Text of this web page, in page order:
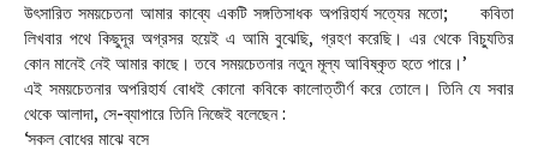
উৎসারিত সময়চেতনা আমার কাব্যে একটি সঙ্গতিসাধক অপরিহার্য সত্যের মতো; কবিতা
লিখবার পথে কিছুদূর অগ্রসর হয়েই এ আমি বুঝেছি, গ্রহণ করেছি। এর থেকে বিচ্যুতির
কোন মানেই নেই আমার কাছে। তবে সময়চেতনার নতুন মূল্য আবিষ্কৃত হতে পারে।’
এই সময়চেতনার অপরিহার্য বোধই কোনো কবিকে কালোত্তীর্ণ করে তোলে। তিনি যে সবার
থেকে আলাদা, সে-ব্যাপারে তিনি নিজেই বলেছেন :
‘সকল বোধের মাঝে বসে